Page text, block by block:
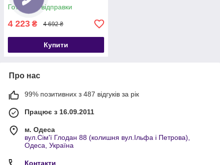
Готово до відправки
4 223 ₴ 4 692 ₴
Купити
Про нас
99% позитивних з 487 відгуків за рік
Працює з 16.09.2011
м. Одеса
вул.Сім'ї Глодан 88 (колишня вул.Ільфа і Петрова),
Одеса, Україна
Контакти